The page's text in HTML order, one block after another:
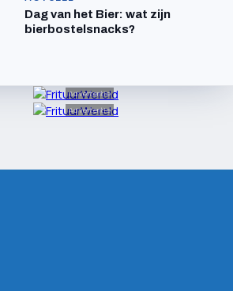
Dag van het Bier: wat zijn
bierbostelsnacks?
Advertentie
Advertentie